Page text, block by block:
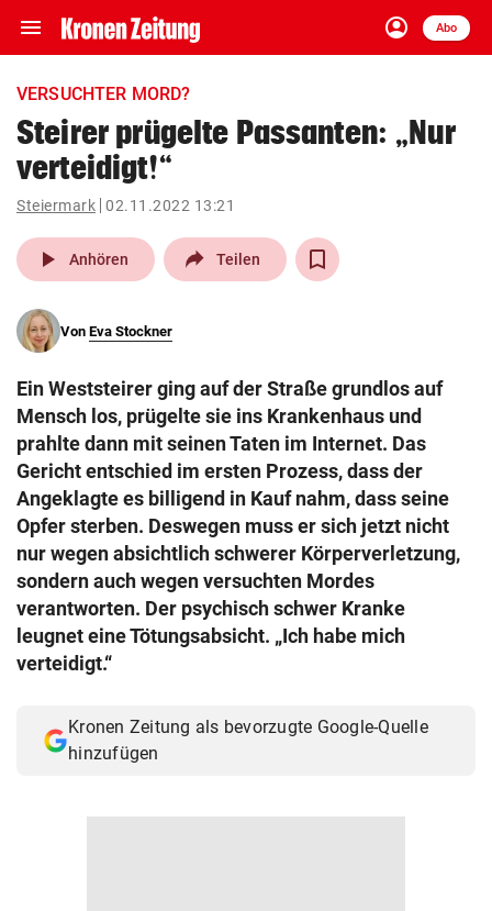
menu Navigation
ein-/ausklappen
account_circle
Anmelden
Abo
close Schließen
account_circle Anmelden
pin_drop
Wien arrow_right
search
eingeben
© Krone Multimedia GmbH & Co KG 2026
Muthgasse 2, 1190 Wien
VERSUCHTER MORD?
Steirer prügelte Passanten: „Nur
verteidigt!“
Steiermark 02.11.2022 13:21
play_arrow Anhören Teilen
Von Eva Stockner
Ein Weststeirer ging auf der Straße grundlos auf
Mensch los, prügelte sie ins Krankenhaus und
prahlte dann mit seinen Taten im Internet. Das
Gericht entschied im ersten Prozess, dass der
Angeklagte es billigend in Kauf nahm, dass seine
Opfer sterben. Deswegen muss er sich jetzt nicht
nur wegen absichtlich schwerer Körperverletzung,
sondern auch wegen versuchten Mordes
verantworten. Der psychisch schwer Kranke
leugnet eine Tötungsabsicht. „Ich habe mich
verteidigt.“
Kronen Zeitung als bevorzugte Google-Quelle
hinzufügen